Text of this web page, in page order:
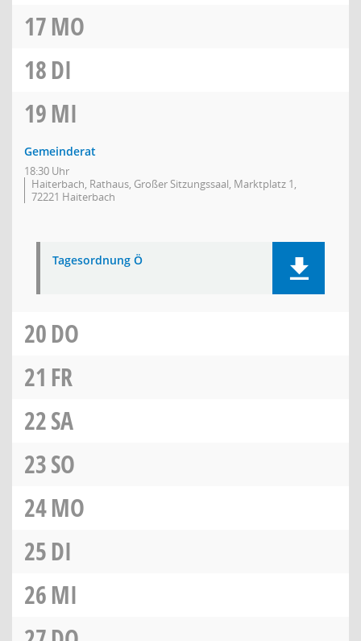
17MO
18DI
19MI
Gemeinderat
18:30 Uhr
Haiterbach, Rathaus, Großer Sitzungssaal, Marktplatz 1,
72221 Haiterbach
Tagesordnung Ö
20DO
21 FR
22SA
23SO
24MO
25DI
26MI